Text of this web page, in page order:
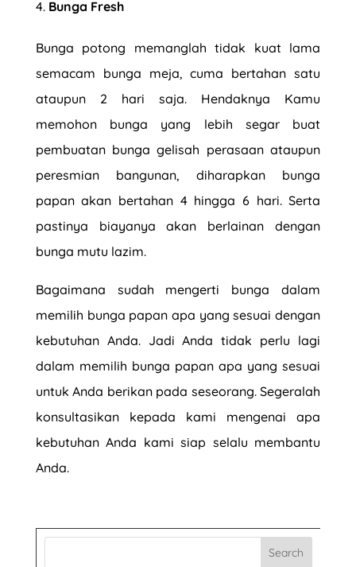
Bunga Fresh
Bunga potong memanglah tidak kuat lama
semacam bunga meja, cuma bertahan satu
ataupun 2 hari saja. Hendaknya Kamu
memohon bunga yang lebih segar buat
pembuatan bunga gelisah perasaan ataupun
peresmian bangunan, diharapkan bunga
papan akan bertahan 4 hingga 6 hari. Serta
pastinya biayanya akan berlainan dengan
bunga mutu lazim.
Bagaimana sudah mengerti bunga dalam
memilih bunga papan apa yang sesuai dengan
kebutuhan Anda. Jadi Anda tidak perlu lagi
dalam memilih bunga papan apa yang sesuai
untuk Anda berikan pada seseorang. Segeralah
konsultasikan kepada kami mengenai apa
kebutuhan Anda kami siap selalu membantu
Anda.